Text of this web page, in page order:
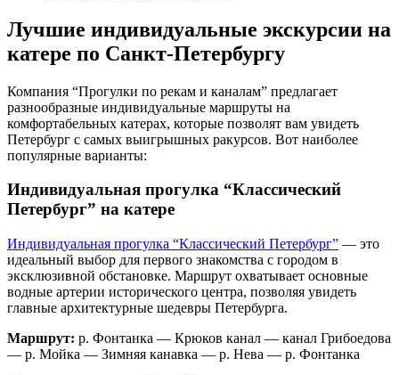
Лучшие индивидуальные экскурсии на
катере по Санкт-Петербургу
Компания “Прогулки по рекам и каналам” предлагает
разнообразные индивидуальные маршруты на
комфортабельных катерах, которые позволят вам увидеть
Петербург с самых выигрышных ракурсов. Вот наиболее
популярные варианты:
Индивидуальная прогулка “Классический
Петербург” на катере
Индивидуальная прогулка “Классический Петербург” — это
идеальный выбор для первого знакомства с городом в
эксклюзивной обстановке. Маршрут охватывает основные
водные артерии исторического центра, позволяя увидеть
главные архитектурные шедевры Петербурга.
Маршрут: р. Фонтанка — Крюков канал — канал Грибоедова
— р. Мойка — Зимняя канавка — р. Нева — р. Фонтанка